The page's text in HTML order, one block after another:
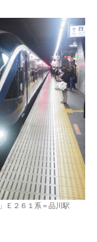
Ｅ２６１系＝品川駅